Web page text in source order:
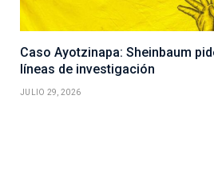
Caso Ayotzinapa: Sheinbaum
líneas de investigación
JULIO 29, 2026